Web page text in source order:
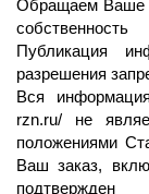
Обращаем Ваше
Публикация
разрешения
Вся
rzn.ru/ не
положениями
Ваш заказ,